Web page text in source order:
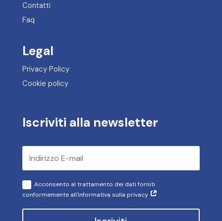
Contatti
Faq
Legal
Privacy Policy
Cookie policy
Iscriviti alla newsletter
Acconsento al trattamento dei dati forniti
conformemente all'informativa sulla privacy